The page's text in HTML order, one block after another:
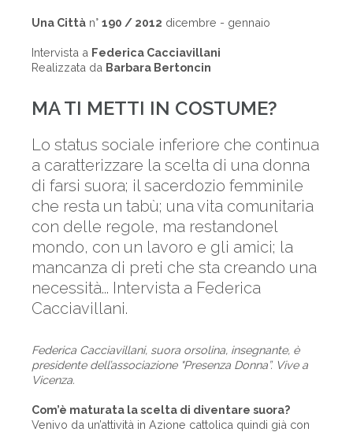
Una Città n° 190 / 2012 dicembre - gennaio
Intervista a Federica Cacciavillani
Realizzata da Barbara Bertoncin
MA TI METTI IN COSTUME?
Lo status sociale inferiore che continua
a caratterizzare la scelta di una donna
di farsi suora; il sacerdozio femminile
che resta un tabù; una vita comunitaria
con delle regole, ma restandonel
mondo, con un lavoro e gli amici; la
mancanza di preti che sta creando una
necessità... Intervista a Federica
Cacciavillani.
Federica Cacciavillani, suora orsolina, insegnante, è
presidente dell’associazione "Presenza Donna”. Vive a
Vicenza.
Com’è maturata la scelta di diventare suora?
Venivo da un’attività in Azione cattolica quindi già con